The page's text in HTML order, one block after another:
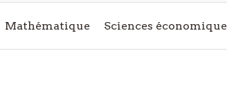
Mathématique Sciences